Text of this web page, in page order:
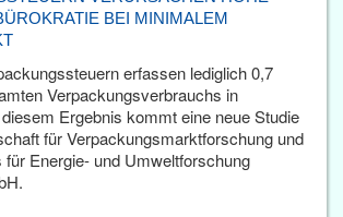
BEI MINIMALEM
erfassen lediglich 0,7
Verpackungsverbrauchs in
Ergebnis kommt eine neue Studie
für Verpackungsmarktforschung und
für Energie- und Umweltforschung